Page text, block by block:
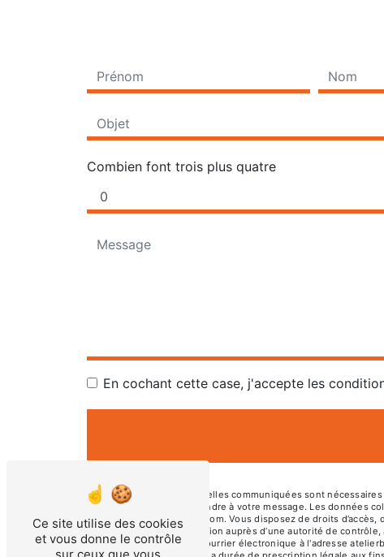
Combien font trois plus quatre
En cochant cette case, j'accepte les
** Les données personnelles communiquées sont
dans le seul but de répondre à votre message. Les données
atelierboisetmoi@gmail.com. Vous disposez de droits
d’introduire une réclamation auprès d’une autorité de
01230 TORCIEU ou par courrier électronique à l'adresse
Ce site utilise des cookies
et vous donne le contrôle